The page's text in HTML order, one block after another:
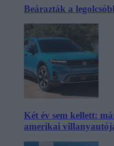
Beárazták a
Két év sem kellett:
amerikai